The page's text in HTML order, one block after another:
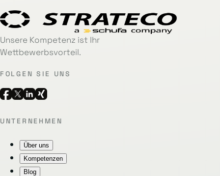
Unsere Kompetenz ist Ihr
Wettbewerbsvorteil.
FOLGEN SIE UNS
UNTERNEHMEN
Über uns
Kompetenzen
Blog